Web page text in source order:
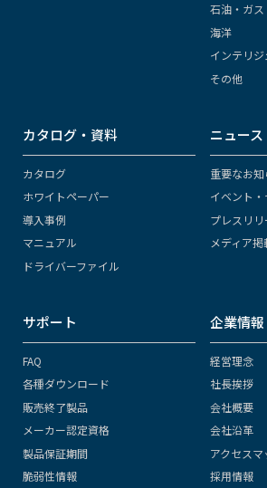
石油・ガス
海洋
インテリ
その他
カタログ・資料
カタログ
ホワイトペーパー
導入事例
マニュアル
ドライバーファイル
ニュース
重要なお
イベント
プレスリリ
メディア掲
サポート
FAQ
各種ダウンロード
販売終了製品
メーカー認定資格
製品保証期間
脆弱性情報
企業情報
経営理念
社長挨拶
会社概要
会社沿革
アクセスマ
採用情報